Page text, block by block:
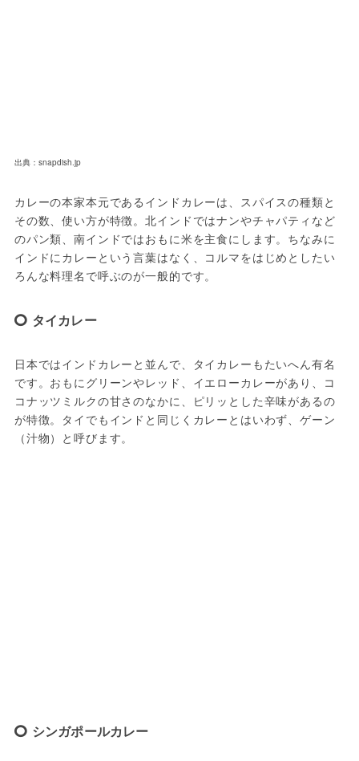
出典：snapdish.jp
カレーの本家本元であるインドカレーは、スパイスの種類と
その数、使い方が特徴。北インドではナンやチャパティなど
のパン類、南インドではおもに米を主食にします。ちなみに
インドにカレーという言葉はなく、コルマをはじめとしたい
ろんな料理名で呼ぶのが一般的です。
タイカレー
日本ではインドカレーと並んで、タイカレーもたいへん有名
です。おもにグリーンやレッド、イエローカレーがあり、コ
コナッツミルクの甘さのなかに、ピリッとした辛味があるの
が特徴。タイでもインドと同じくカレーとはいわず、ゲーン
（汁物）と呼びます。
シンガポールカレー